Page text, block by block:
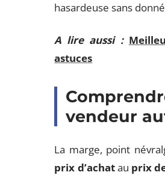
hasardeuse sans
A lire aussi :
astuces
vendeur
La marge, point
prix d’achatau prix